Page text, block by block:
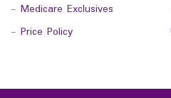
- Medicare Exclusives
- Price Policy